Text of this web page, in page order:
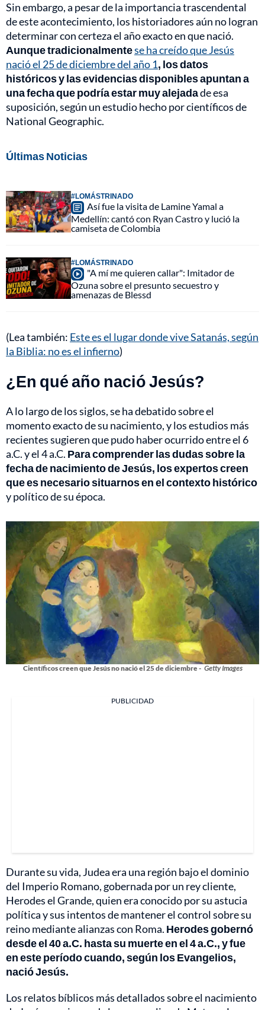
Sin embargo, a pesar de la importancia trascendental
de este acontecimiento, los historiadores aún no logran
determinar con certeza el año exacto en que nació.
Aunque tradicionalmentese ha creído que Jesús
nació el 25 de diciembre del año 1, los datos
históricos y las evidencias disponibles apuntan a
una fecha que podría estar muy alejadade esa
suposición, según un estudio hecho por científicos de
National Geographic.
Últimas Noticias
#LOMÁSTRINADO
Así fue la visita de Lamine Yamal a
Medellín: cantó con Ryan Castro y lució la
camiseta de Colombia
#LOMÁSTRINADO
"A mí me quieren callar": Imitador de
Ozuna sobre el presunto secuestro y
amenazas de Blessd
(Lea también: Este es el lugar donde vive Satanás, según
la Biblia: no es el infierno)
¿En qué año nació Jesús?
A lo largo de los siglos, se ha debatido sobre el
momento exacto de su nacimiento, y los estudios más
recientes sugieren que pudo haber ocurrido entre el 6
a.C. y el 4 a.C. Para comprender las dudas sobre la
fecha de nacimiento de Jesús, los expertos creen
que es necesario situarnos en el contexto histórico
y político de su época.
Científicos creen que Jesús no nació el 25 de diciembre - Getty Images
PUBLICIDAD
Durante su vida, Judea era una región bajo el dominio
del Imperio Romano, gobernada por un rey cliente,
Herodes el Grande, quien era conocido por su astucia
política y sus intentos de mantener el control sobre su
reino mediante alianzas con Roma. Herodes gobernó
desde el 40 a.C. hasta su muerte en el 4 a.C., y fue
en este período cuando, según los Evangelios,
nació Jesús.
Los relatos bíblicos más detallados sobre el nacimiento